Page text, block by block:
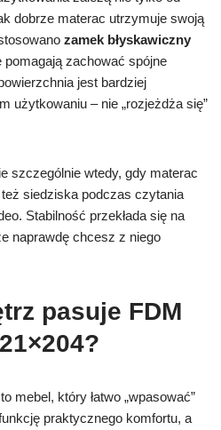
dobrze materac utrzymuje swoją
zamek błyskawiczny
pomagają zachować spójne
jest bardziej
użytkowaniu – nie „rozjeżdża się”
szczególnie wtedy, gdy materac
też siedziska podczas czytania
Stabilność przekłada się na
naprawdę chcesz z niego
pasuje FDM
mebel, który łatwo „wpasować”
praktycznego komfortu, a